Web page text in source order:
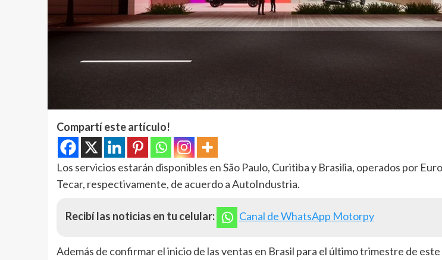
Compartí este artículo!
Los servicios estarán disponibles en São Paulo, Curitiba y Brasilia, operados por
Tecar, respectivamente, de acuerdo a AutoIndustria.
Recibí las noticias en tu celular: Canal de WhatsApp Motorpy
Además de confirmar el inicio de las ventas en Brasil para el último trimestre de este